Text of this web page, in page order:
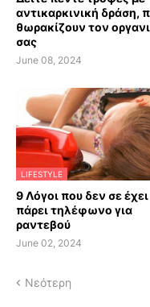
αντικαρκινική δράση,
θωρακίζουν τον
σας
June 08, 2024
LIFESTYLE
9 Λόγοι που δεν σε έχει
πάρει τηλέφωνο για
ραντεβού
June 02, 2024
Νεότερη